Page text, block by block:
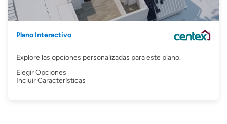
Plano Interactivo
Explore las opciones personalizadas para este plano.
Elegir Opciones
Incluir Características